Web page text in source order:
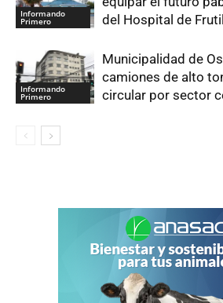
Informando
Primero
del Hospital de
Informando
Primero
Municipalidad de
camiones de alto
circular por sector